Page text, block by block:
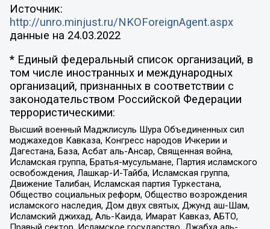
Источник:
http://unro.minjust.ru/NKOForeignAgent.aspx
данные на 24.03.2022
* Единый федеральный список организаций, в
том числе иностранных и международных
организаций, признанных в соответствии с
законодательством Российской Федерации
террористическими:
Высший военный Маджлисуль Шура Объединенных сил
моджахедов Кавказа, Конгресс народов Ичкерии и
Дагестана, База, Асбат аль-Ансар, Священная война,
Исламская группа, Братья-мусульмане, Партия исламского
освобождения, Лашкар-И-Тайба, Исламская группа,
Движение Талибан, Исламская партия Туркестана,
Общество социальных реформ, Общество возрождения
исламского наследия, Дом двух святых, Джунд аш-Шам,
Исламский джихад, Аль-Каида, Имарат Кавказ, АБТО,